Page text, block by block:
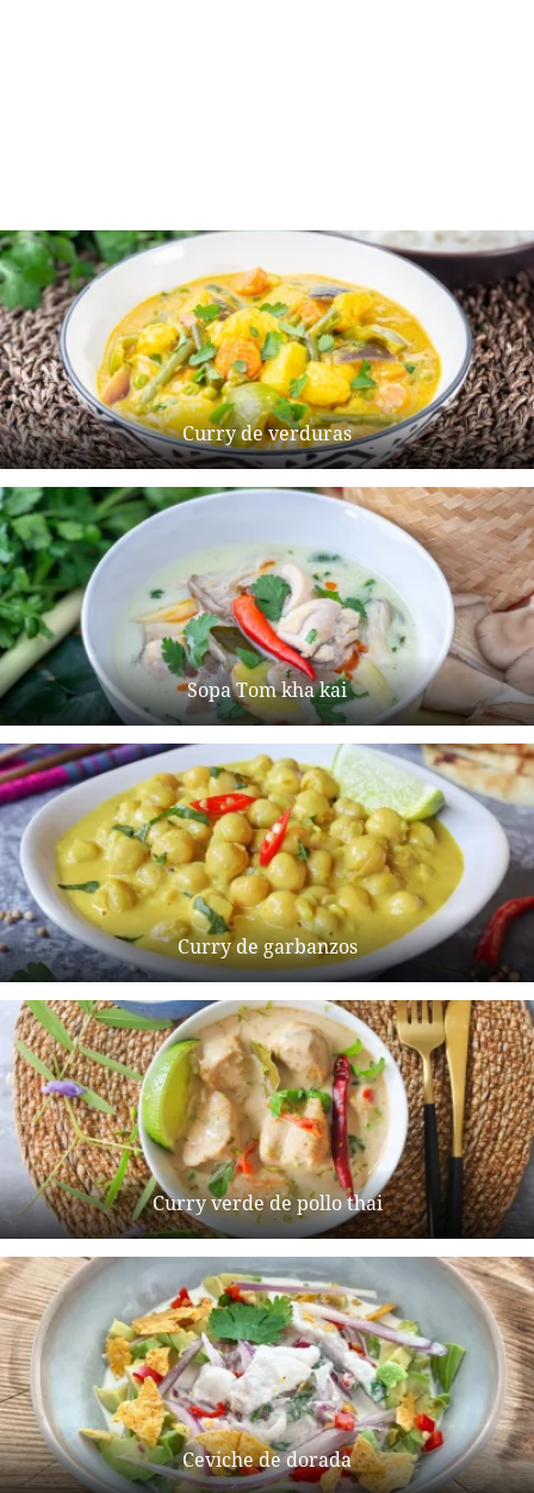
Curry de verduras
Sopa Tom kha kai
Curry de garbanzos
Curry verde de pollo thai
Ceviche de dorada